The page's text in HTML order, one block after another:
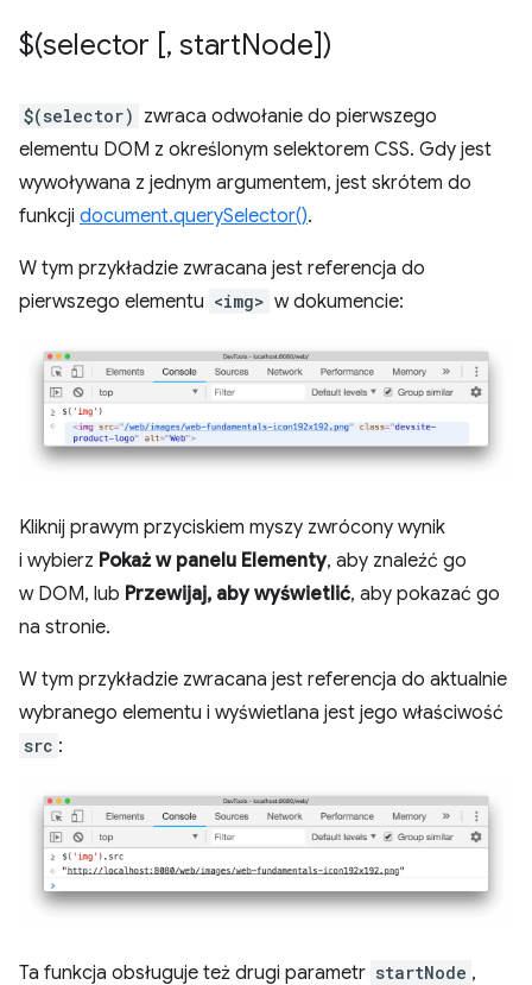
$(selector [, startNode])
$(selector) zwraca odwołanie do pierwszego
elementu DOM z określonym selektorem CSS. Gdy jest
wywoływana z jednym argumentem, jest skrótem do
funkcji document.querySelector().
W tym przykładzie zwracana jest referencja do
pierwszego elementu <img> w dokumencie:
Kliknij prawym przyciskiem myszy zwrócony wynik
i wybierz Pokaż w panelu Elementy, aby znaleźć go
w DOM, lub Przewijaj, aby wyświetlić, aby pokazać go
na stronie.
W tym przykładzie zwracana jest referencja do aktualnie
wybranego elementu i wyświetlana jest jego właściwość
src :
Ta funkcja obsługuje też drugi parametr startNode ,